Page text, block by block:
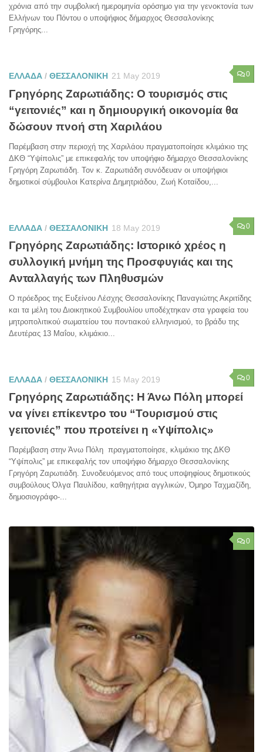
χρόνια από την συμβολική ημερομηνία ορόσημο για την γενοκτονία των
Ελλήνων του Πόντου ο υποψήφιος δήμαρχος Θεσσαλονίκης
Γρηγόρης...
0
ΕΛΛΑΔΑ / ΘΕΣΣΑΛΟΝΙΚΗ 21 May 2019
Γρηγόρης Ζαρωτιάδης: Ο τουρισμός στις
“γειτονιές” και η δημιουργική οικονομία θα
δώσουν πνοή στη Χαριλάου
Παρέμβαση στην περιοχή της Χαριλάου πραγματοποίησε κλιμάκιο της
ΔΚΘ “Υψίπολις” με επικεφαλής τον υποψήφιο δήμαρχο Θεσσαλονίκης
Γρηγόρη Ζαρωτιάδη. Τον κ. Ζαρωτιάδη συνόδευαν οι υποψήφιοι
δημοτικοί σύμβουλοι Κατερίνα Δημητριάδου, Ζωή Κοταίδου,...
0
ΕΛΛΑΔΑ / ΘΕΣΣΑΛΟΝΙΚΗ 18 May 2019
Γρηγόρης Ζαρωτιάδης: Ιστορικό χρέος η
συλλογική μνήμη της Προσφυγιάς και της
Ανταλλαγής των Πληθυσμών
Ο πρόεδρος της Ευξείνου Λέσχης Θεσσαλονίκης Παναγιώτης Ακριτίδης
και τα μέλη του Διοικητικού Συμβουλίου υποδέχτηκαν στα γραφεία του
μητροπολιτικού σωματείου του ποντιακού ελληνισμού, το βράδυ της
Δευτέρας 13 Μαΐου, κλιμάκιο...
0
ΕΛΛΑΔΑ / ΘΕΣΣΑΛΟΝΙΚΗ 15 May 2019
Γρηγόρης Ζαρωτιάδης: Η Άνω Πόλη μπορεί
να γίνει επίκεντρο του “Τουρισμού στις
γειτονιές” που προτείνει η «Υψίπολις»
Παρέμβαση στην Άνω Πόλη πραγματοποίησε, κλιμάκιο της ΔΚΘ
“Υψίπολις” με επικεφαλής τον υποψήφιο δήμαρχο Θεσσαλονίκης
Γρηγόρη Ζαρωτιάδη. Συνοδευόμενος από τους υποψηφίους δημοτικούς
συμβούλους Όλγα Παυλίδου, καθηγήτρια αγγλικών, Όμηρο Ταχμαζίδη,
δημοσιογράφο-...
0